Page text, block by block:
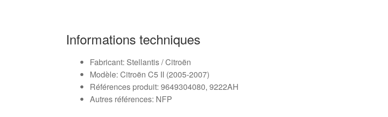
Informations techniques
Fabricant: Stellantis / Citroën
Modèle: Citroën C5 II (2005-2007)
Références produit: 9649304080, 9222AH
Autres références: NFP